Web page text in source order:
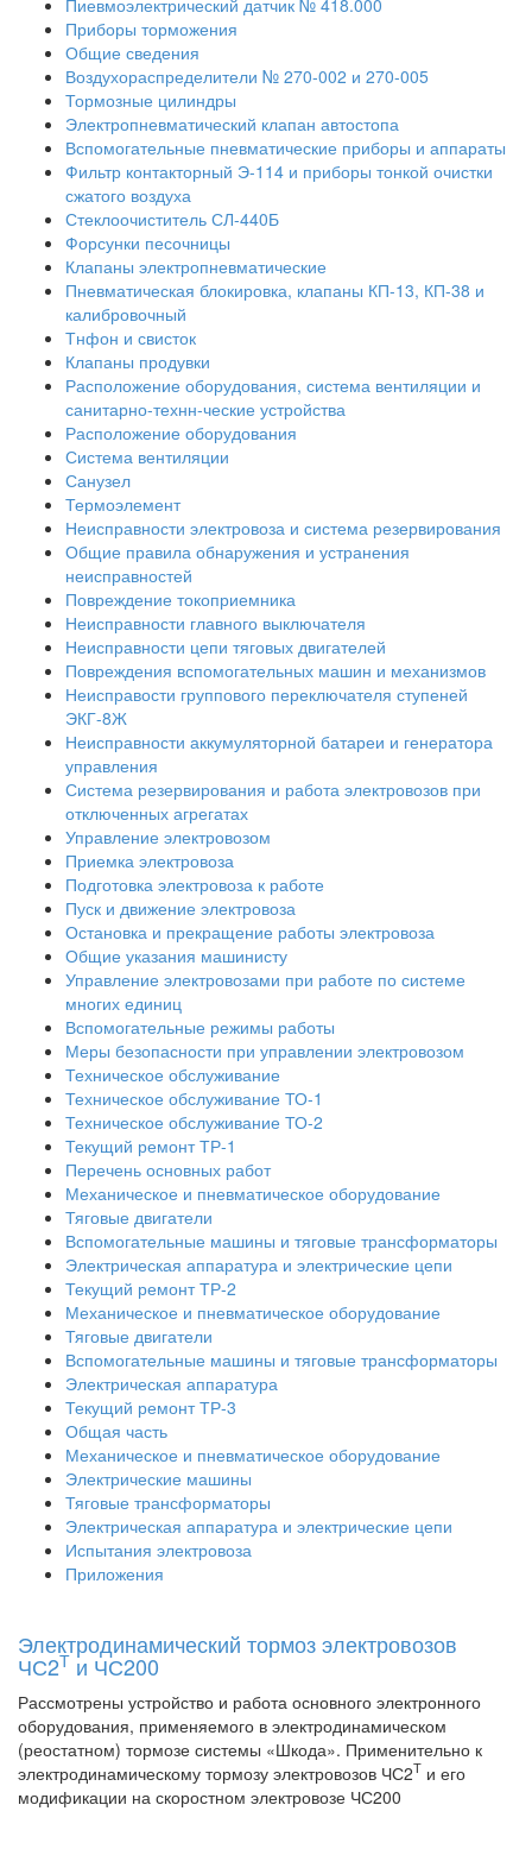
Приборы торможения
Общие сведения
Воздухораспределители № 270-002 и 270-005
Тормозные цилиндры
Электропневматический клапан автостопа
Вспомогательные пневматические приборы и аппараты
Фильтр контакторный Э-114 и приборы тонкой очистки
сжатого воздуха
Стеклоочиститель СЛ-440Б
Форсунки песочницы
Клапаны электропневматические
Пневматическая блокировка, клапаны КП-13, КП-38 и
калибровочный
Тнфон и свисток
Клапаны продувки
Расположение оборудования, система вентиляции и
санитарно-технн-ческие устройства
Расположение оборудования
Система вентиляции
Санузел
Термоэлемент
Неисправности электровоза и система резервирования
Общие правила обнаружения и устранения
неисправностей
Повреждение токоприемника
Неисправности главного выключателя
Неисправности цепи тяговых двигателей
Повреждения вспомогательных машин и механизмов
Неисправости группового переключателя ступеней
ЭКГ-8Ж
Неисправности аккумуляторной батареи и генератора
управления
Система резервирования и работа электровозов при
отключенных агрегатах
Управление электровозом
Приемка электровоза
Подготовка электровоза к работе
Пуск и движение электровоза
Остановка и прекращение работы электровоза
Общие указания машинисту
Управление электровозами при работе по системе
многих единиц
Вспомогательные режимы работы
Меры безопасности при управлении электровозом
Техническое обслуживание
Техническое обслуживание ТО-1
Техническое обслуживание ТО-2
Текущий ремонт ТР-1
Перечень основных работ
Механическое и пневматическое оборудование
Тяговые двигатели
Вспомогательные машины и тяговые трансформаторы
Электрическая аппаратура и электрические цепи
Текущий ремонт ТР-2
Механическое и пневматическое оборудование
Тяговые двигатели
Вспомогательные машины и тяговые трансформаторы
Электрическая аппаратура
Текущий ремонт ТР-3
Общая часть
Механическое и пневматическое оборудование
Электрические машины
Тяговые трансформаторы
Электрическая аппаратура и электрические цепи
Испытания электровоза
Приложения
Электродинамический тормоз электровозов
ЧС2Т и ЧС200
Рассмотрены устройство и работа основного электронного
оборудования, применяемого в электродинамическом
(реостатном) тормозе системы «Шкода». Применительно к
электродинамическому тормозу электровозов ЧС2Т и его
модификации на скоростном электровозе ЧС200